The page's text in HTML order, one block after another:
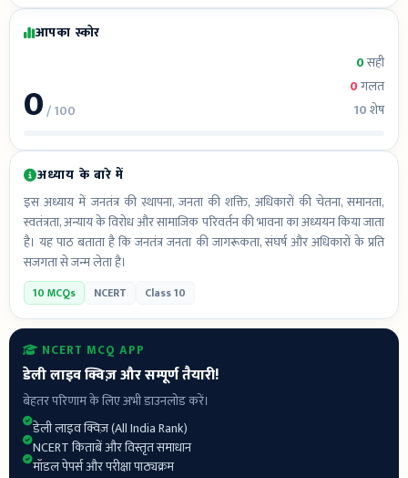
आपका स्कोर
0/ 100
0सही
0गलत
10शेष
अध्याय के बारे में
इस अध्याय में जनतंत्र की स्थापना, जनता की शक्ति, अधिकारों की चेतना, समानता,
स्वतंत्रता, अन्याय के विरोध और सामाजिक परिवर्तन की भावना का अध्ययन किया जाता
है। यह पाठ बताता है कि जनतंत्र जनता की जागरूकता, संघर्ष और अधिकारों के प्रति
सजगता से जन्म लेता है।
10 MCQs NCERT Class 10
NCERT MCQ APP
डेली लाइव क्विज़ और सम्पूर्ण तैयारी!
बेहतर परिणाम के लिए अभी डाउनलोड करें।
डेली लाइव क्विज़ (All India Rank)
NCERT किताबें और विस्तृत समाधान
मॉडल पेपर्स और परीक्षा पाठ्यक्रम